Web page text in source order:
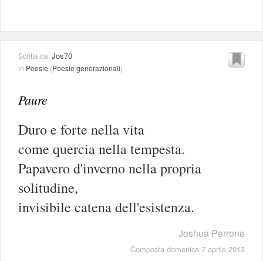
Scritta da:Jos70
in Poesie (Poesie generazionali)
Paure
Duro e forte nella vita
come quercia nella tempesta.
Papavero d'inverno nella propria
solitudine,
invisibile catena dell'esistenza.
Joshua Perrone
Composta domenica 7 aprile 2013